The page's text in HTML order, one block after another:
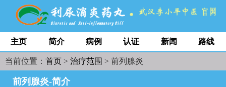
主页 简介 病例 认证 新闻 路线
当前位置： 首页 > 治疗范围 > 前列腺炎
前列腺炎-简介